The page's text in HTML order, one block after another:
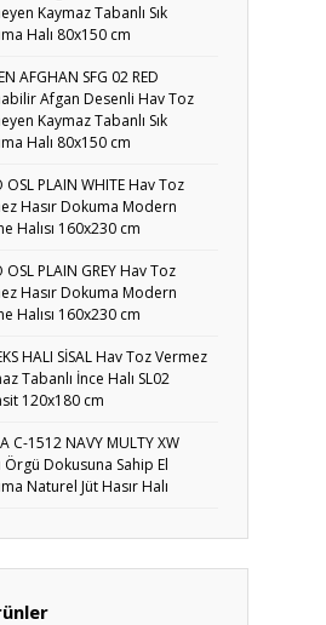
Kaymaz Tabanlı Sık
Halı 80x150 cm
AFGHAN SFG 02 RED
Afgan Desenli Hav Toz
Kaymaz Tabanlı Sık
Halı 80x150 cm
OSL PLAIN WHITE Hav Toz
Hasır Dokuma Modern
Halısı 160x230 cm
OSL PLAIN GREY Hav Toz
Hasır Dokuma Modern
Halısı 160x230 cm
HALI SİSAL Hav Toz Vermez
Tabanlı İnce Halı SL02
120x180 cm
C-1512 NAVY MULTY XW
Örgü Dokusuna Sahip El
Naturel Jüt Hasır Halı